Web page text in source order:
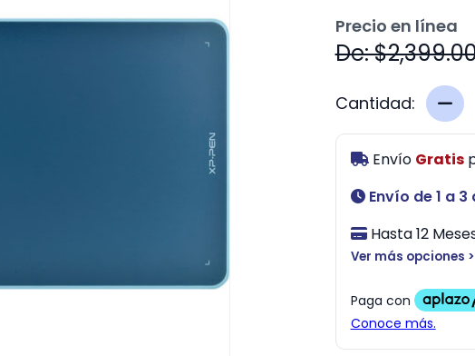
Precio en línea
De:
Cantidad:
Envío Gratis
Envío de 1 a
Hasta 12
Ver más opciones